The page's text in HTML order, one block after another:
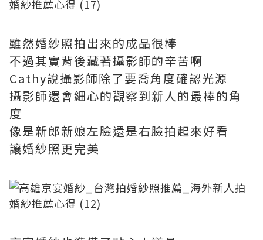
雖然婚紗照拍出來的成品很棒
不過其實背後藏著攝影師的辛苦啊
Cathy說攝影師除了要喬角度確認光源
攝影師還會細心的觀察到新人的最棒的角
度
像是新郎新娘左臉還是右臉拍起來好看
讓婚紗照更完美